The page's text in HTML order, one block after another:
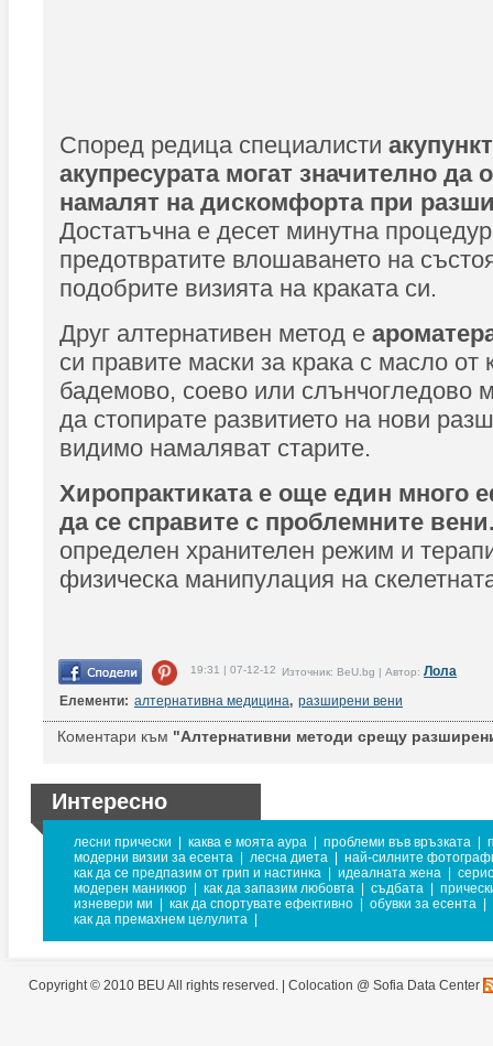
Според редица специалисти
акупресурата могат значително да
намалят на дискомфорта при
Достатъчна е десет минутна
предотвратите влошаването на
подобрите визията на краката си.
Друг алтернативен метод е
си правите маски за крака с масло от
бадемово, соево или слънчогледово
да стопирате развитието на нови
видимо намаляват старите.
Хиропрактиката е още един много
да се справите с проблемните
определен хранителен режим и
физическа манипулация на
19:31 | 07-12-12 Източник: BeU.bg | Автор: Лола
Елементи: алтернативна медицина, разширени вени
Коментари към "Алтернативни методи срещу
Интересно
лесни прически каква е моята аура проблеми във връзката
модерни визии за есента
лесна диета
най-силните
как да се предпазим от грип и настинка
идеалната жена
модерен маникюр
как да запазим любовта съдбата
изневери ми
как да спортувате ефективно обувки за есента
как да премахнем целулита
Copyright © 2010 BEU All rights reserved. | Colocation @ Sofia Data Center